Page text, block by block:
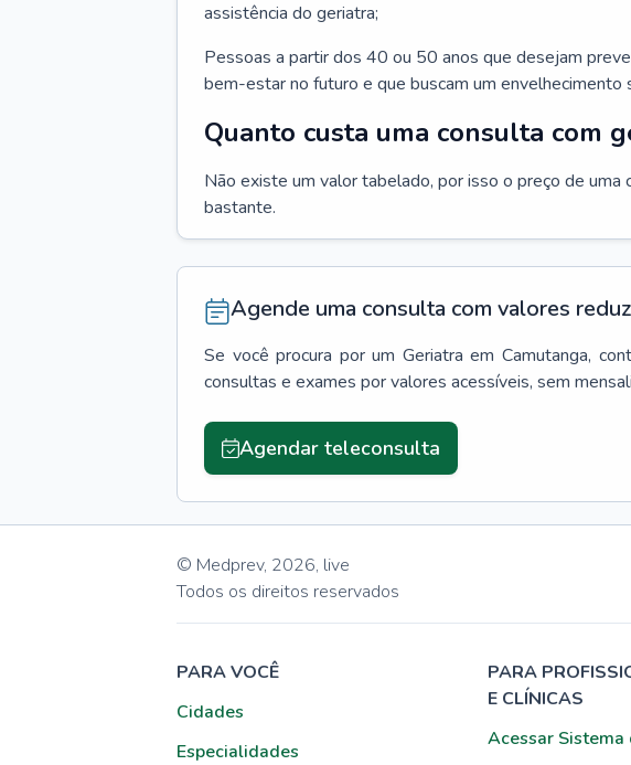
assistência do geriatra;
Pessoas a partir dos 40 ou 50 anos que desejam
bem-estar no futuro e que buscam um envelhecimento
Quanto custa uma consulta com
Não existe um valor tabelado, por isso o preço de uma
bastante.
Agende uma consulta com valores
Se você procura por um Geriatra em Camutanga,
consultas e exames por valores acessíveis, sem
Agendar teleconsulta
© Medprev, 2026, live
Todos os direitos reservados
PARA VOCÊ
Cidades
Especialidades
PARA
E CLÍNICAS
Acessar Sistema